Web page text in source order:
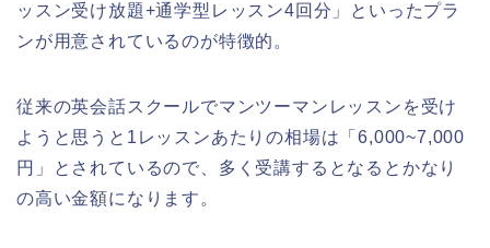
ッスン受け放題+通学型レッスン4回分」といったプラ
ンが用意されているのが特徴的。
従来の英会話スクールでマンツーマンレッスンを受け
ようと思うと1レッスンあたりの相場は「6,000~7,000
円」とされているので、多く受講するとなるとかなり
の高い金額になります。